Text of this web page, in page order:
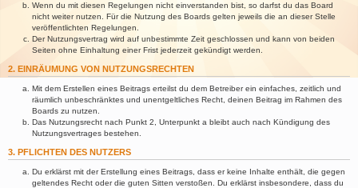
Wenn du mit diesen Regelungen nicht einverstanden bist, so darfst du das Board
nicht weiter nutzen. Für die Nutzung des Boards gelten jeweils die an dieser Stelle
veröffentlichten Regelungen.
Der Nutzungsvertrag wird auf unbestimmte Zeit geschlossen und kann von beiden
Seiten ohne Einhaltung einer Frist jederzeit gekündigt werden.
2. EINRÄUMUNG VON NUTZUNGSRECHTEN
Mit dem Erstellen eines Beitrags erteilst du dem Betreiber ein einfaches, zeitlich und
räumlich unbeschränktes und unentgeltliches Recht, deinen Beitrag im Rahmen des
Boards zu nutzen.
Das Nutzungsrecht nach Punkt 2, Unterpunkt a bleibt auch nach Kündigung des
Nutzungsvertrages bestehen.
3. PFLICHTEN DES NUTZERS
Du erklärst mit der Erstellung eines Beitrags, dass er keine Inhalte enthält, die gegen
geltendes Recht oder die guten Sitten verstoßen. Du erklärst insbesondere, dass du